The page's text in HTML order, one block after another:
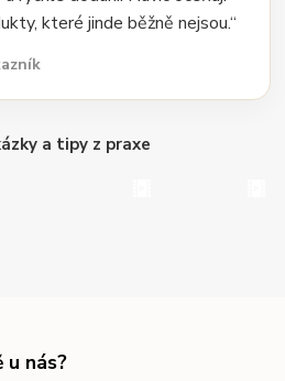
které jinde běžně nejsou.“
a tipy z praxe
u nás?